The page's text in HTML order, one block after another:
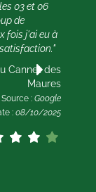
03 et 06
de
fois j'ai eu à
Cannet des
Maures
Source : Google
: 08/10/2025